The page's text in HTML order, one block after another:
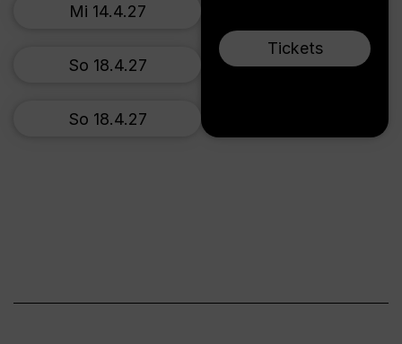
Tickets
Mi 14.4.27
So 18.4.27
So 18.4.27